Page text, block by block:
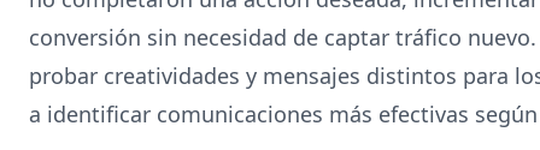
conversión sin necesidad de captar tráfico
probar creatividades y mensajes distintos para
a identificar comunicaciones más efectivas